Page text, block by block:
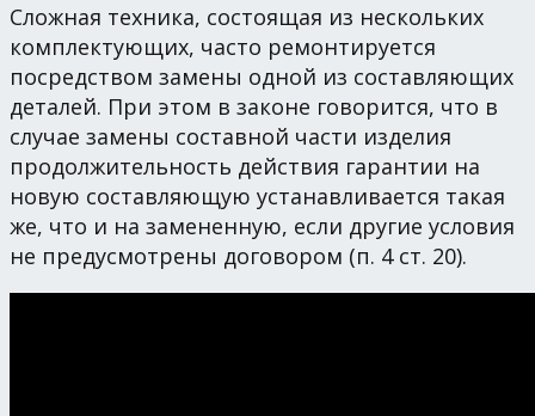
Сложная техника, состоящая из нескольких
комплектующих, часто ремонтируется
посредством замены одной из составляющих
деталей. При этом в законе говорится, что в
случае замены составной части изделия
продолжительность действия гарантии на
новую составляющую устанавливается такая
же, что и на замененную, если другие условия
не предусмотрены договором (п. 4 ст. 20).